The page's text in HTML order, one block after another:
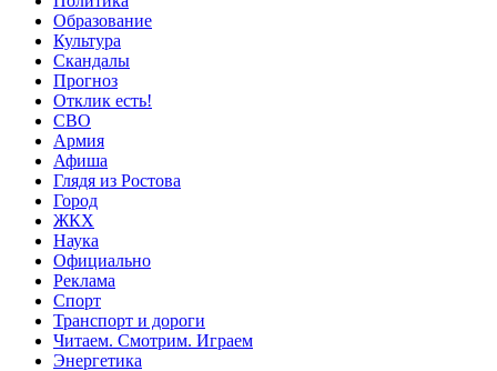
Образование
Культура
Скандалы
Прогноз
Отклик есть!
СВО
Армия
Афиша
Глядя из Ростова
Город
ЖКХ
Наука
Официально
Реклама
Спорт
Транспорт и дороги
Читаем. Смотрим. Играем
Энергетика